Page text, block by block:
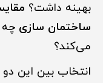
بهینه داشت؟
ساختمان سازی چه
می‌کند؟
انتخاب بین این دو